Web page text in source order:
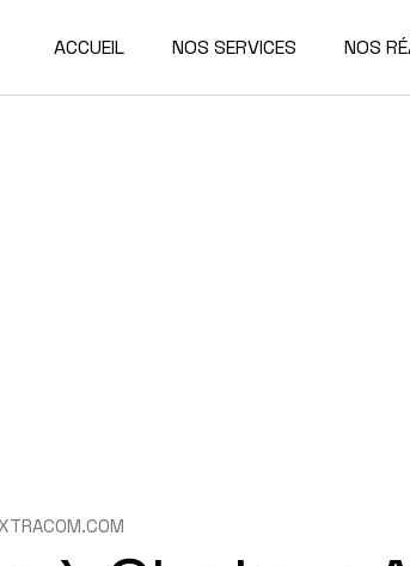
ACCUEIL NOS SERVICES NOS